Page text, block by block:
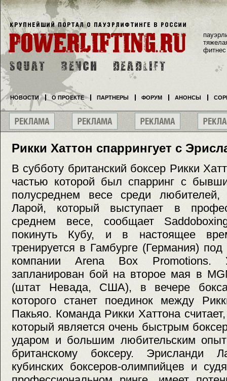
Рикки Хаттон спаррингует с
В субботу британский боксер Рикки
частью которой был спарринг с
полусреднем весе среди любителей,
Ларой, который выступает в
среднем весе, сообщает
покинуть Кубу, и в настоящее
тренируется в Гамбурге (Германия) под
компании Arena Box
запланирован бой на второе мая в
(штат Невада, США), в вечере
которого станет поединок между
Пакьяо. Команда Рикки Хаттона
который является очень быстрым
ударом и большим любительским
британскому боксеру. Эрисланди
кубинских боксеров-олимпийцев и
фитнес
НОВОСТИ О ПРОЕКТЕ ПАРТНЕРЫ ФОРУМ АНОНСЫ